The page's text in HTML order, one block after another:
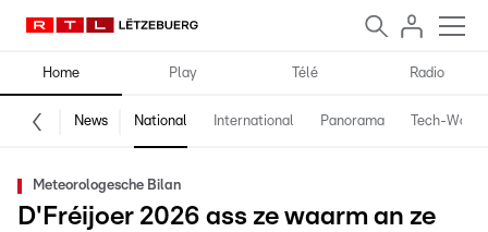
Home Play Télé Radio
News National International Panorama Tech-World
Meteorologesche Bilan
D'Fréijoer 2026 ass ze waarm an ze